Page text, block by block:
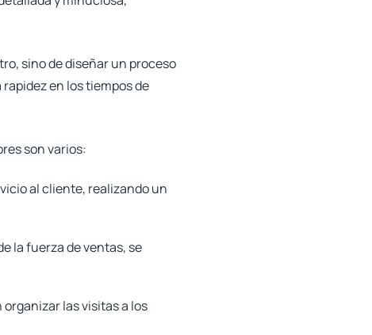
sino de diseñar un proceso
en los tiempos de
son varios:
al cliente, realizando un
la fuerza de ventas, se
las visitas a los